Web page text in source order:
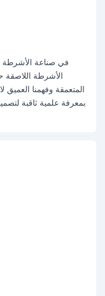
في صناعة الأشرطة
الأشرطة اللاصقة
المتعمقة وفهمنا العميق
بمعرفة علمية ثاقبة